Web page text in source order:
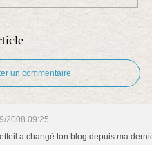
un commentaire
2008 09:25
a changé ton blog depuis ma